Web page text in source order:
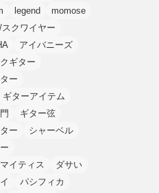
legend
momose
クワイヤー
アイバニーズ
ギター
ー
ギターアイテム
ギター弦
ー
シャーベル
イティス
ダサい
パシフィカ